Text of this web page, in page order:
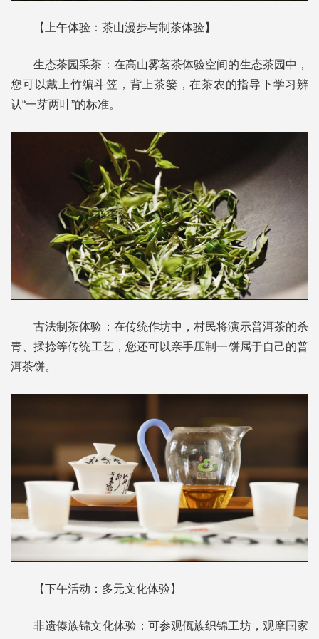
【上午体验：茶山漫步与制茶体验】
生态茶园采茶：在高山雾茗茶体验空间的生态茶园中，
您可以戴上竹编斗笠，背上茶篓，在茶农的指导下学习辨
认“一芽两叶”的标准。
古法制茶体验：在传统作坊中，村民将演示普洱茶的杀
青、揉捻等传统工艺，您还可以亲手压制一饼属于自己的普
洱茶饼。
【下午活动：多元文化体验】
非遗傣族锦文化体验：可参观佤族织锦工坊，观摩国家